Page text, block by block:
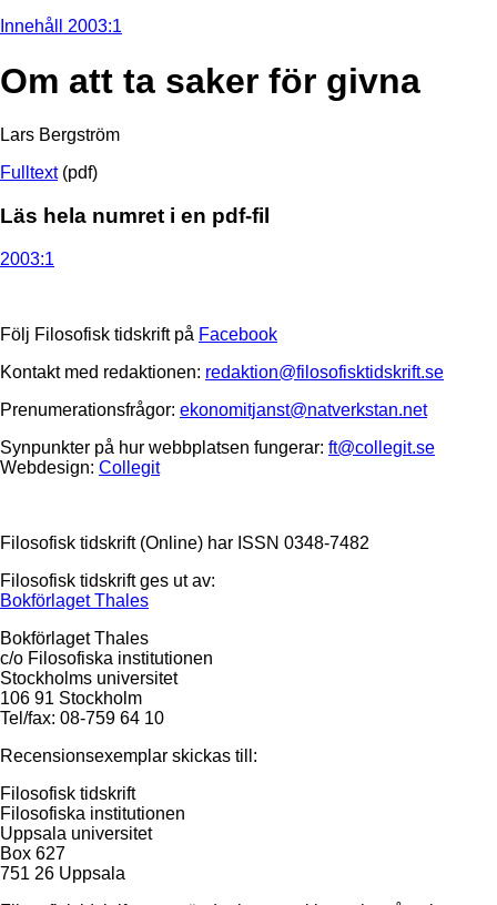
Innehåll 2003:1
Om att ta saker för givna
Lars Bergström
Fulltext(pdf)
Läs hela numret i en pdf-fil
2003:1
Följ Filosofisk tidskrift på Facebook
Kontakt med redaktionen: redaktion@filosofisktidskrift.se
Prenumerationsfrågor: ekonomitjanst@natverkstan.net
Synpunkter på hur webbplatsen fungerar: ft@collegit.se
Webdesign: Collegit
Filosofisk tidskrift (Online) har ISSN 0348-7482
Filosofisk tidskrift ges ut av:
Bokförlaget Thales
Bokförlaget Thales
c/o Filosofiska institutionen
Stockholms universitet
106 91 Stockholm
Tel/fax: 08-759 64 10
Recensionsexemplar skickas till:
Filosofisk tidskrift
Filosofiska institutionen
Uppsala universitet
Box 627
751 26 Uppsala